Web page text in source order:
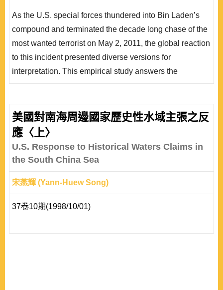
取爭議性的方法達成其國家利益的同時，美國霸權是否可
以在未來持盈保泰?本研究所採取的新聞分析方法，是否
能夠提供外交政策研究更多的可能性? ..
As the U.S. special forces thundered into Bin Laden’s
compound and terminated the decade long chase of the
most wanted terrorist on May 2, 2011, the global reaction
to this incident presented diverse versions for
interpretation. This empirical study answers the
questions: can the U.S. identify those who support or
Laden incident? By probing into the governmental
archives and major media in selected countries, this
美國對南海周邊國家歷史性水域主張之反
應〈上〉
U.S. Response to Historical Waters Claims in
the South China Sea
宋燕輝 (Yann-Huew Song)
37卷10期(1998/10/01)